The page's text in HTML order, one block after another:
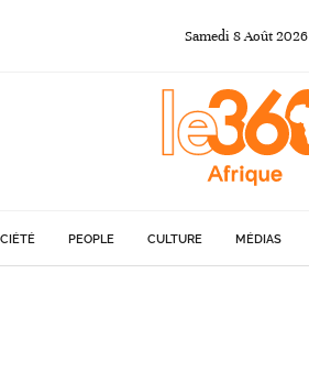
Samedi 8Août2026
PEOPLE CULTURE MÉDIAS